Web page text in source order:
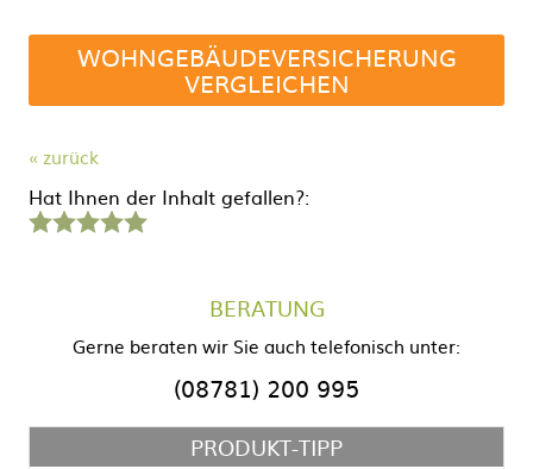
WOHNGEBÄUDEVERSICHERUNG
VERGLEICHEN
« zurück
Hat Ihnen der Inhalt gefallen?:
Stern Sterne Sterne Sterne Sterne
BERATUNG
Gerne beraten wir Sie auch telefonisch unter:
(08781) 200 995
PRODUKT-TIPP